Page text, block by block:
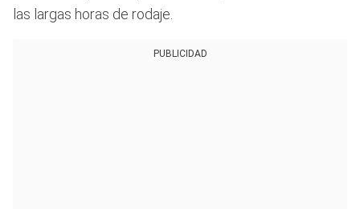
las largas horas de rodaje.
PUBLICIDAD